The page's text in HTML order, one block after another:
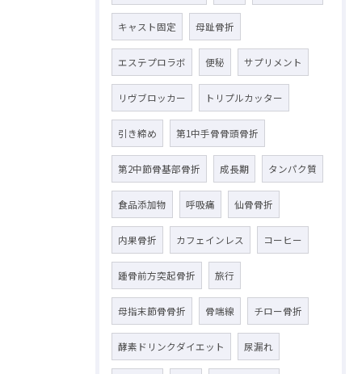
キャスト固定 母趾骨折
エステプロラボ 便秘 サプリメント
リヴブロッカー トリプルカッター
引き締め 第1中手骨骨頭骨折
第2中節骨基部骨折 成長期 タンパク質
食品添加物 呼吸痛 仙骨骨折
内果骨折 カフェインレス コーヒー
踵骨前方突起骨折 旅行
母指末節骨骨折 骨端線 チロー骨折
酵素ドリンクダイエット 尿漏れ